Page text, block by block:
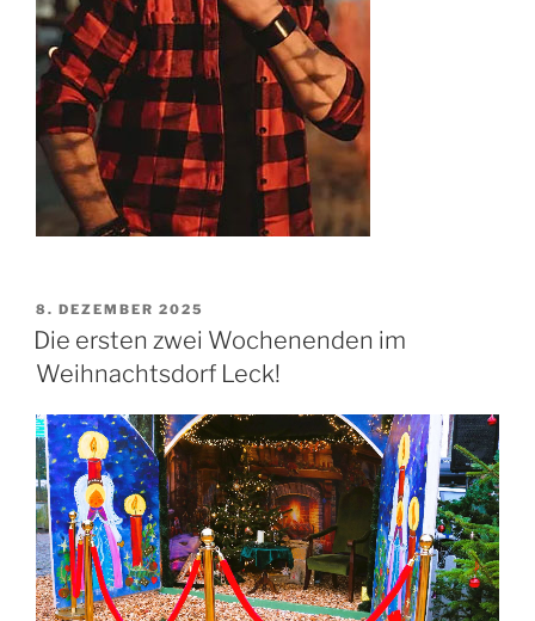
VERÖFFENTLICHT
AM
8. DEZEMBER 2025
Die ersten zwei Wochenenden im
Weihnachtsdorf Leck!